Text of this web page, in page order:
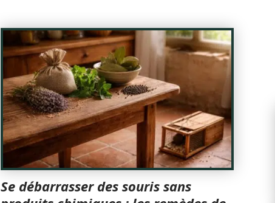
Se débarrasser des souris sans